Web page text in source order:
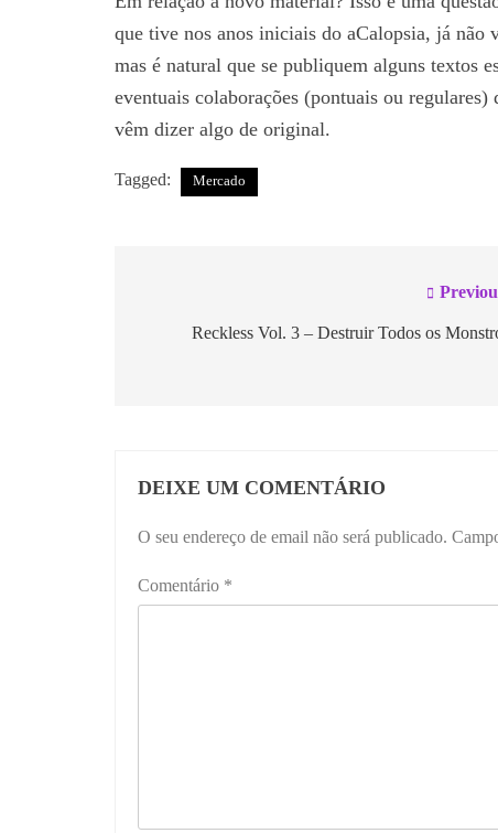
que tive nos anos iniciais do aCalopsia, já
mas é natural que se publiquem alguns textos
eventuais colaborações (pontuais ou
vêm dizer algo de original.
Tagged: Mercado
Reckless Vol. 3 – Destruir Todos os
DEIXE UM COMENTÁRIO
O seu endereço de email não será publicado.
Comentário *